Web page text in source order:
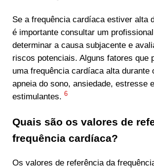
Se a frequência cardíaca estiver alta
é importante consultar um
determinar a causa subjacente e
riscos potenciais. Alguns fatores que
uma frequência cardíaca alta durante
apneia do sono, ansiedade, estresse
estimulantes. 6
Quais são os valores de
frequência cardíaca?
Os valores de referência da